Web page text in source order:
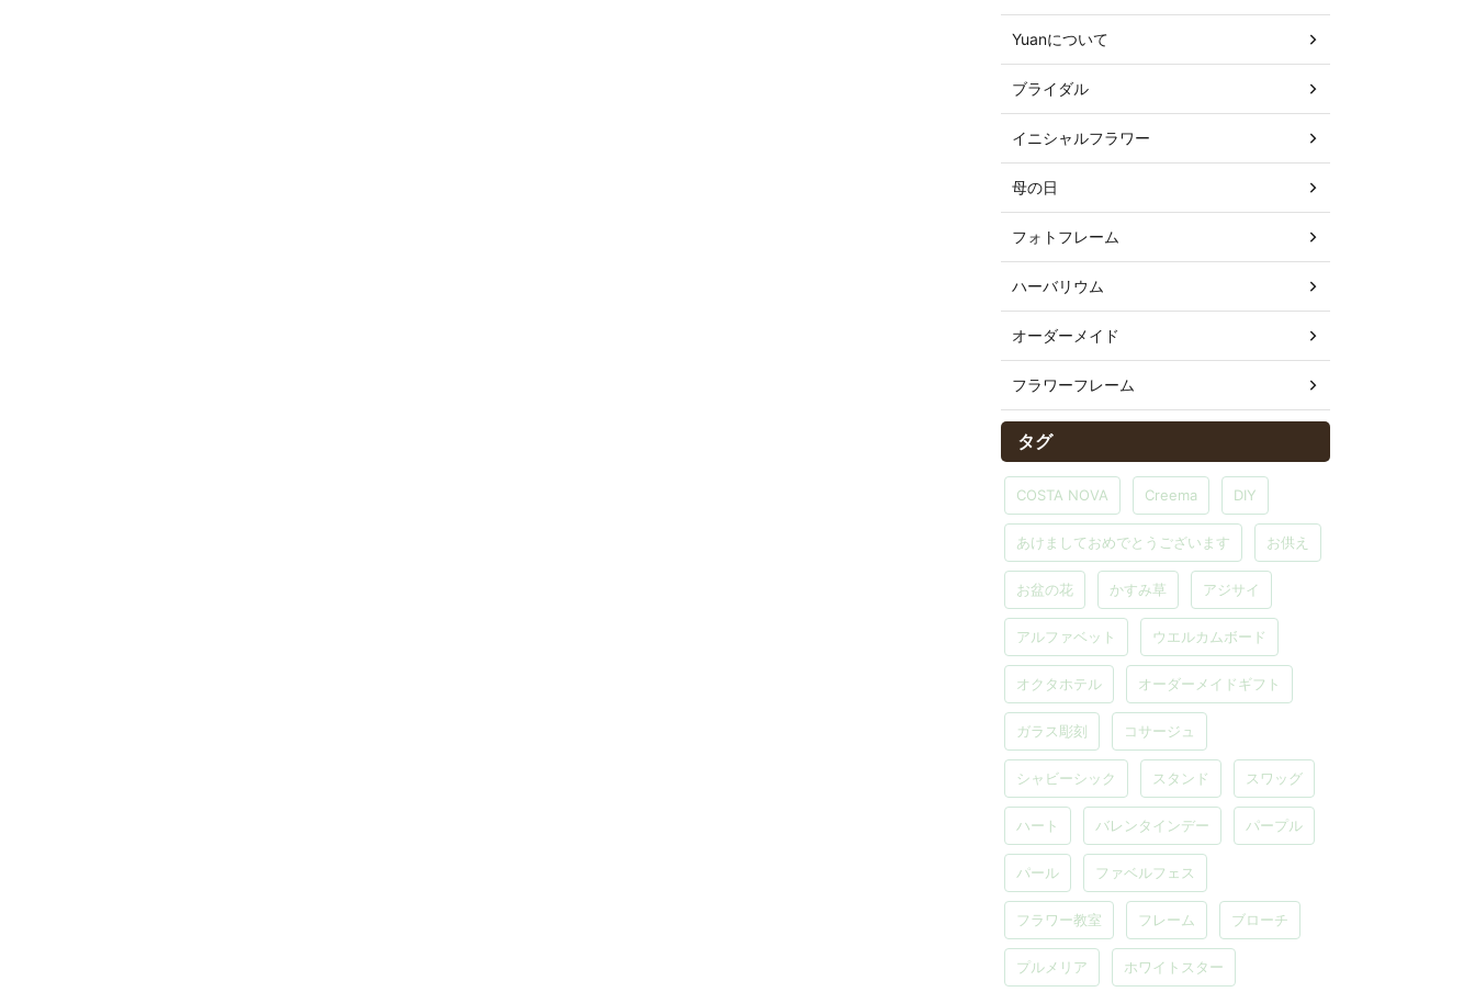
Yuanについて
ブライダル
イニシャルフラワー
母の日
フォトフレーム
ハーバリウム
オーダーメイド
フラワーフレーム
タグ
COSTA NOVA Creema DIY
あけましておめでとうございます お供え
お盆の花 かすみ草 アジサイ
アルファベット ウエルカムボード
オクタホテル オーダーメイドギフト
ガラス彫刻 コサージュ
シャビーシック スタンド スワッグ
ハート バレンタインデー パープル
パール ファベルフェス
フラワー教室 フレーム ブローチ
プルメリア ホワイトスター